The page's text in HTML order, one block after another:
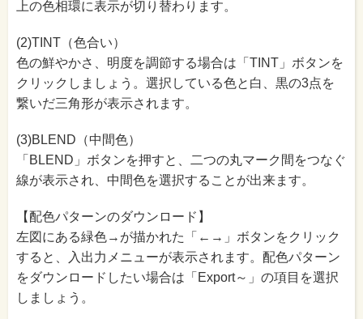
上の色相環に表示が切り替わります。
(2)TINT（色合い）
色の鮮やかさ、明度を調節する場合は「TINT」ボタンを
クリックしましょう。選択している色と白、黒の3点を
繋いだ三角形が表示されます。
(3)BLEND（中間色）
「BLEND」ボタンを押すと、二つの丸マーク間をつなぐ
線が表示され、中間色を選択することが出来ます。
【配色パターンのダウンロード】
左図にある緑色→が描かれた「←→」ボタンをクリック
すると、入出力メニューが表示されます。配色パターン
をダウンロードしたい場合は「Export～」の項目を選択
しましょう。